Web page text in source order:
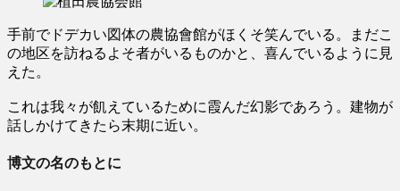
手前でドデカい図体の農協會館がほくそ笑んでいる。まだこ
の地区を訪ねるよそ者がいるものかと、喜んでいるように見
えた。
これは我々が飢えているために霞んだ幻影であろう。建物が
話しかけてきたら末期に近い。
博文の名のもとに